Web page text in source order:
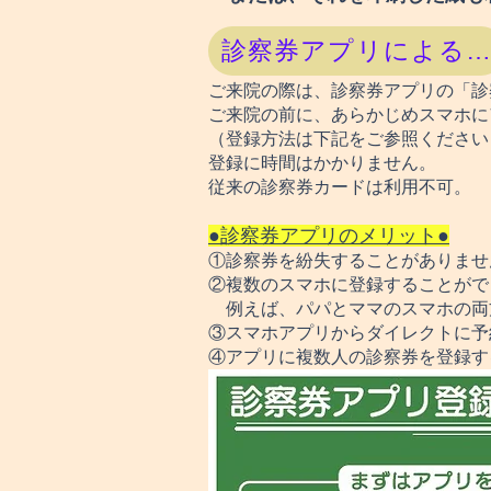
診察券アプリによる
ご来院の際は、診察券アプリの「
ご来院の前に、あらかじめスマホ
（登録方法は下記をご参照くださ
​登録に時間はかかりません。
​従来の診察券カードは利用不可。
●診察券アプリのメリット●
①診察券を紛失することがありま
②複数のスマホに登録することが
例えば、パパとママのスマホの
③スマホアプリからダイレクトに
​④アプリに複数人の診察券を登録